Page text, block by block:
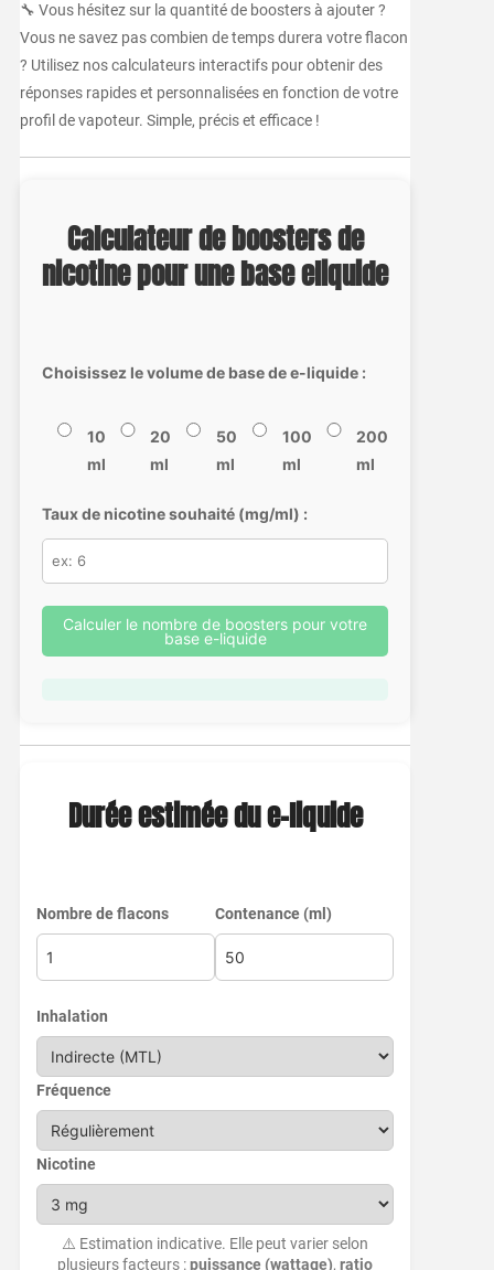
🔧 Vous hésitez sur la quantité de boosters à ajouter ?
Vous ne savez pas combien de temps durera votre flacon
? Utilisez nos calculateurs interactifs pour obtenir des
réponses rapides et personnalisées en fonction de votre
profil de vapoteur. Simple, précis et efficace !
Calculateur de boosters de
nicotine pour une base eliquide
Choisissez le volume de base de e-liquide :
10
ml
20
ml
50
ml
100
ml
200
ml
Taux de nicotine souhaité (mg/ml) :
Calculer le nombre de boosters pour votre
base e-liquide
Durée estimée du e-liquide
Nombre de flacons Contenance (ml)
Inhalation
Fréquence
Nicotine
⚠️ Estimation indicative. Elle peut varier selon
plusieurs facteurs :puissance (wattage),ratio